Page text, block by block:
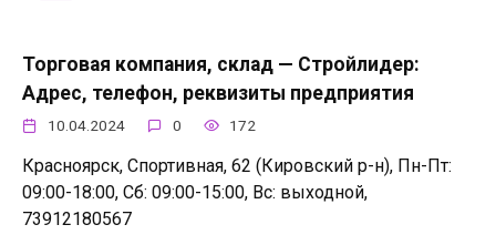
Торговая компания, склад — Стройлидер:
Адрес, телефон, реквизиты предприятия
10.04.2024 0 172
Красноярск, Спортивная, 62 (Кировский р-н), Пн-Пт:
09:00-18:00, Сб: 09:00-15:00, Вс: выходной,
73912180567